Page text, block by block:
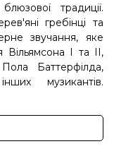
традиції.
гребінці та
звучання, яке
Вільямсона I та II,
Баттерфілда,
музикантів.